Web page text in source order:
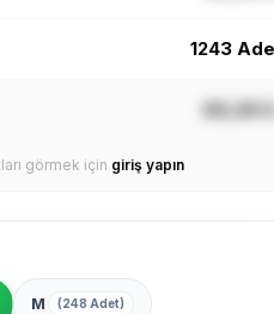
1243
XX,XX ₺
görmek için giriş yapın
M (248 Adet)